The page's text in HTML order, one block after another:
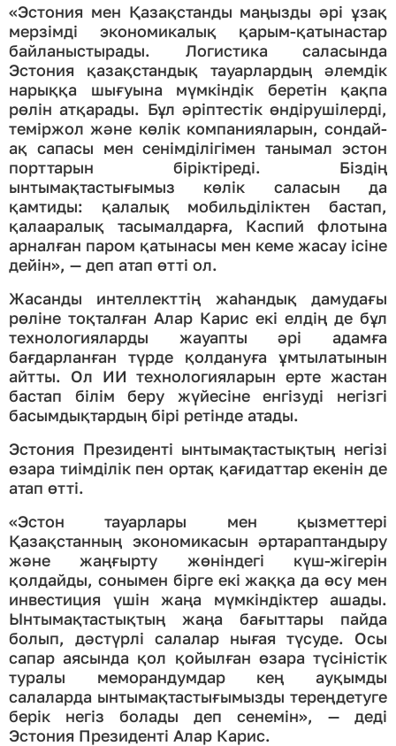
«Эстония мен Қазақстанды маңызды әрі ұзақ
мерзімді экономикалық қарым-қатынастар
байланыстырады. Логистика саласында
Эстония қазақстандық тауарлардың әлемдік
нарыққа шығуына мүмкіндік беретін қақпа
рөлін атқарады. Бұл әріптестік өндірушілерді,
теміржол және көлік компанияларын, сондай-
ақ сапасы мен сенімділігімен танымал эстон
порттарын біріктіреді. Біздің
ынтымақтастығымыз көлік саласын да
қамтиды: қалалық мобильділіктен бастап,
қалааралық тасымалдарға, Каспий флотына
арналған паром қатынасы мен кеме жасау ісіне
дейін», — деп атап өтті ол.
Жасанды интеллекттің жаһандық дамудағы
рөліне тоқталған Алар Карис екі елдің де бұл
технологияларды жауапты әрі адамға
бағдарланған түрде қолдануға ұмтылатынын
айтты. Ол ИИ технологияларын ерте жастан
бастап білім беру жүйесіне енгізуді негізгі
басымдықтардың бірі ретінде атады.
Эстония Президенті ынтымақтастықтың негізі
өзара тиімділік пен ортақ қағидаттар екенін де
атап өтті.
«Эстон тауарлары мен қызметтері
Қазақстанның экономикасын әртараптандыру
және жаңғырту жөніндегі күш-жігерін
қолдайды, сонымен бірге екі жаққа да өсу мен
инвестиция үшін жаңа мүмкіндіктер ашады.
Ынтымақтастықтың жаңа бағыттары пайда
болып, дәстүрлі салалар нығая түсуде. Осы
сапар аясында қол қойылған өзара түсіністік
туралы меморандумдар кең ауқымды
салаларда ынтымақтастығымызды тереңдетуге
берік негіз болады деп сенемін», — деді
Эстония Президенті Алар Карис.